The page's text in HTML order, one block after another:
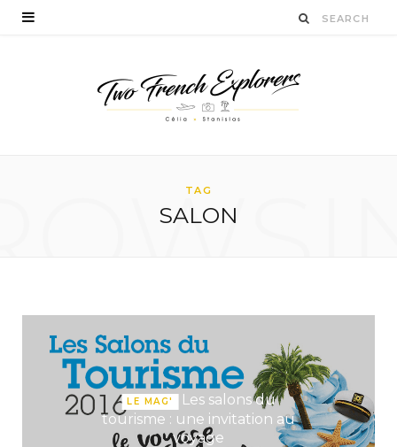
TAG
SALON
LE MAG'
Les salons du
tourisme : une invitation au
voyage